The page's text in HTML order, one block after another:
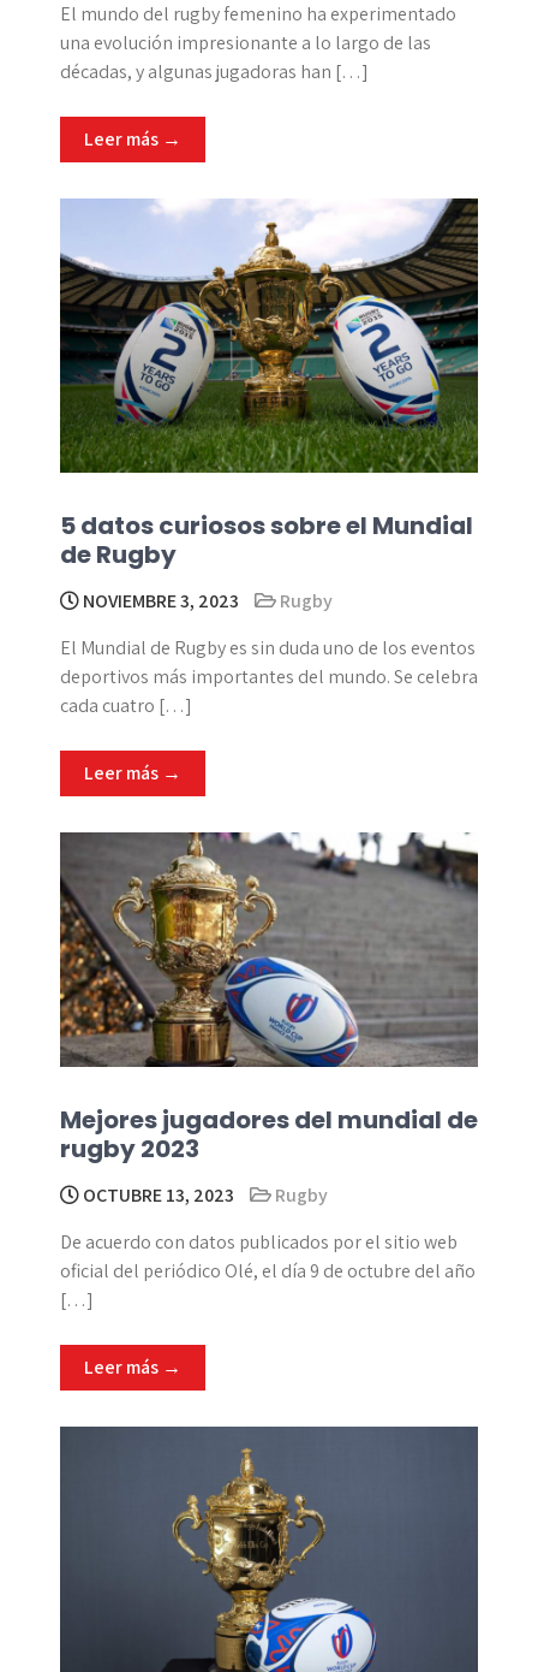
El mundo del rugby femenino ha experimentado
una evolución impresionante a lo largo de las
décadas, y algunas jugadoras han […]
Leer más →
5 datos curiosos sobre el Mundial
de Rugby
NOVIEMBRE 3, 2023
Rugby
El Mundial de Rugby es sin duda uno de los eventos
deportivos más importantes del mundo. Se celebra
cada cuatro […]
Leer más →
Mejores jugadores del mundial de
rugby 2023
OCTUBRE 13, 2023
Rugby
De acuerdo con datos publicados por el sitio web
oficial del periódico Olé, el día 9 de octubre del año
[…]
Leer más →